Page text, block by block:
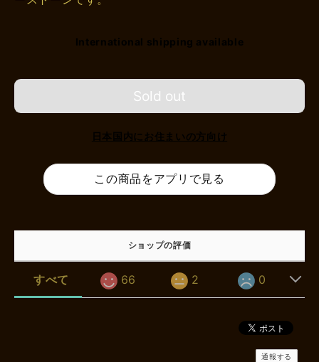
International shipping available
Sold out
日本国内にお住まいの方向け
この商品をアプリで見る
ショップの評価
すべて 66 2 0
通報する